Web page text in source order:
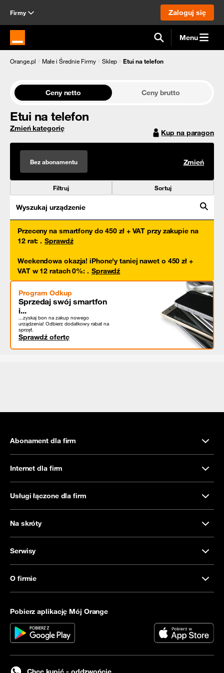
Firmy Zaloguj się
Strona główna Orange.pl Menu
Orange.pl Małe i Średnie Firmy Sklep Etui na telefon
Ceny netto Ceny brutto
Etui na telefon
Zmień kategorię Kup na paragon
Bez abonamentu Zmień
Filtruj Sortuj
Wyszukaj urządzenie
Przeceny na smartfony do 450 zł + VAT przy zakupie na
12 rat: . Sprawdź
Weekendowa okazja! iPhone'y taniej nawet o 450 zł +
VAT w 12 ratach 0%: . Sprawdź
Program Odkup
Sprzedaj swój smartfon
i...
...zyskaj bon na zakup nowego
urządzenia! Odbierz dodatkowy rabat na
sprzęt.
Sprawdź ofertę
Abonament dla firm
Internet dla firm
Usługi łączone dla firm
Na skróty
Serwisy
O firmie
Pobierz aplikację Mój Orange